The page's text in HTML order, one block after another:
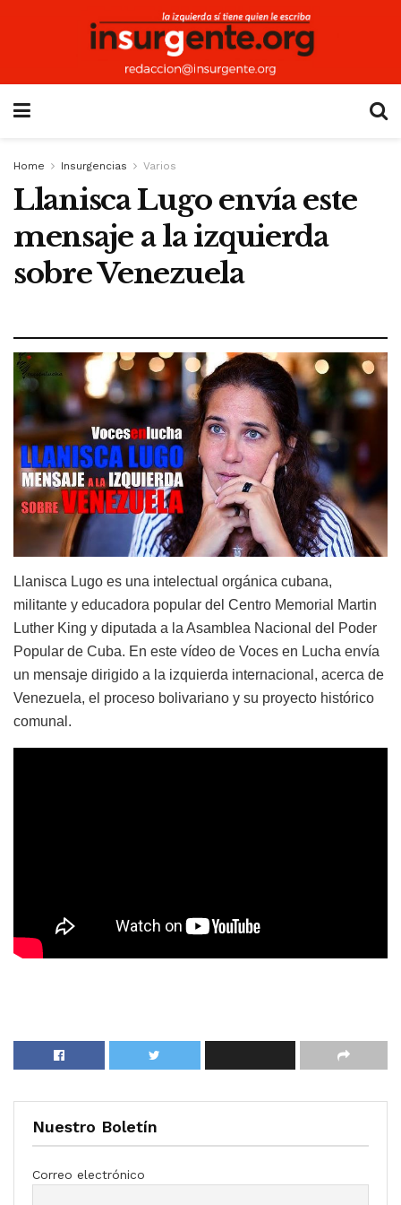
Home Insurgencias Varios
Llanisca Lugo envía este
mensaje a la izquierda
sobre Venezuela
Llanisca Lugo es una intelectual orgánica cubana,
militante y educadora popular del Centro Memorial Martin
Luther King y diputada a la Asamblea Nacional del Poder
Popular de Cuba. En este vídeo de Voces en Lucha envía
un mensaje dirigido a la izquierda internacional, acerca de
Venezuela, el proceso bolivariano y su proyecto histórico
comunal.
Nuestro Boletín
Correo electrónico